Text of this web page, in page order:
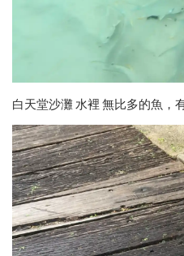
白天堂沙灘 水裡 無比多的魚，